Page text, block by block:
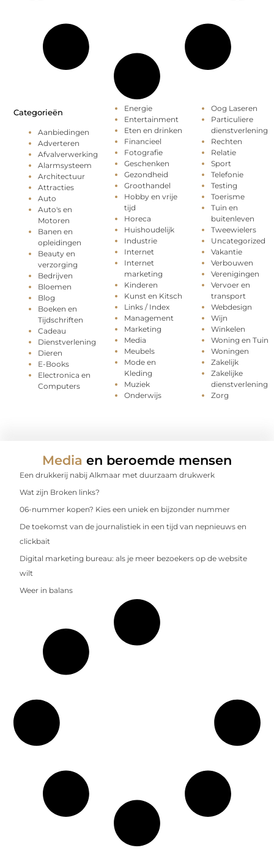
Categorieën
Aanbiedingen
Adverteren
Afvalverwerking
Alarmsysteem
Architectuur
Attracties
Auto
Auto's en
Motoren
Banen en
opleidingen
Beauty en
verzorging
Bedrijven
Bloemen
Blog
Boeken en
Tijdschriften
Cadeau
Dienstverlening
Dieren
E-Books
Electronica en
Computers
Energie
Entertainment
Eten en drinken
Financieel
Fotografie
Geschenken
Gezondheid
Groothandel
Hobby en vrije
tijd
Horeca
Huishoudelijk
Industrie
Internet
Internet
marketing
Kinderen
Kunst en Kitsch
Links / Index
Management
Marketing
Media
Meubels
Mode en
Kleding
Muziek
Onderwijs
Oog Laseren
Particuliere
dienstverlening
Rechten
Relatie
Sport
Telefonie
Testing
Toerisme
Tuin en
buitenleven
Tweewielers
Uncategorized
Vakantie
Verbouwen
Verenigingen
Vervoer en
transport
Webdesign
Wijn
Winkelen
Woning en Tuin
Woningen
Zakelijk
Zakelijke
dienstverlening
Zorg
Media en beroemde mensen
Een drukkerij nabij Alkmaar met duurzaam drukwerk
Wat zijn Broken links?
06-nummer kopen? Kies een uniek en bijzonder nummer
De toekomst van de journalistiek in een tijd van nepnieuws en
clickbait
Digital marketing bureau: als je meer bezoekers op de website
wilt
Weer in balans